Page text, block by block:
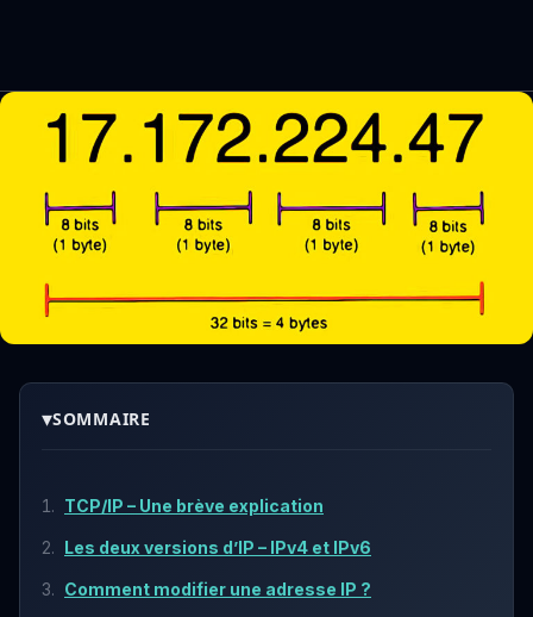
▾SOMMAIRE
TCP/IP – Une brève explication
Les deux versions d’IP – IPv4 et IPv6
Comment modifier une adresse IP ?